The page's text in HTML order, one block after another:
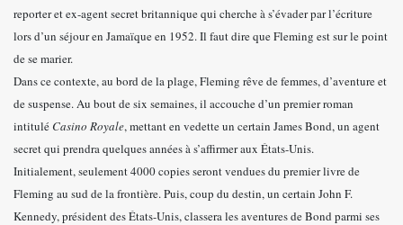
reporter et ex-agent secret britannique qui cherche à s’évader par l’écriture
lors d’un séjour en Jamaïque en 1952. Il faut dire que Fleming est sur le point
de se marier.
Dans ce contexte, au bord de la plage, Fleming rêve de femmes, d’aventure et
de suspense. Au bout de six semaines, il accouche d’un premier roman
intituléCasino Royale, mettant en vedette un certain James Bond, un agent
secret qui prendra quelques années à s’affirmer aux États-Unis.
Initialement, seulement 4000 copies seront vendues du premier livre de
Fleming au sud de la frontière. Puis, coup du destin, un certain John F.
Kennedy, président des États-Unis, classera les aventures de Bond parmi ses